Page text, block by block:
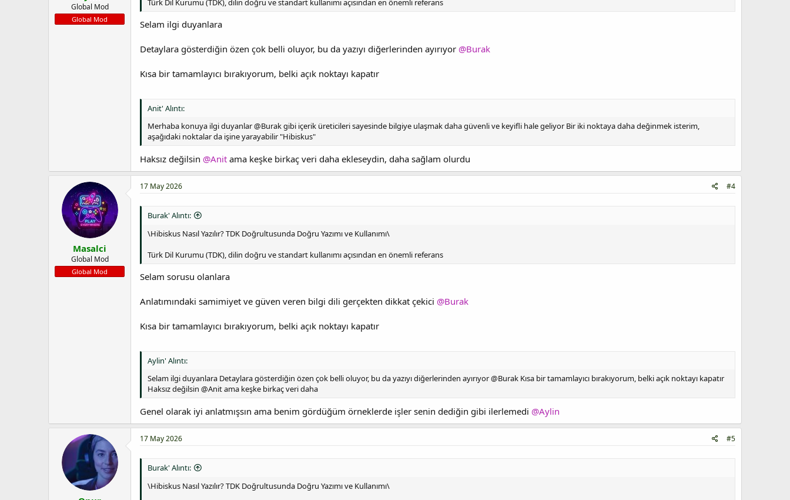
Global Mod
Global Mod
Türk Dil Kurumu (TDK), dilin doğru ve standart kullanımı açısından en önemli referans
Selam ilgi duyanlara
Detaylara gösterdiğin özen çok belli oluyor, bu da yazıyı diğerlerinden ayırıyor @Burak
Kısa bir tamamlayıcı bırakıyorum, belki açık noktayı kapatır
Anit' Alıntı:
Merhaba konuya ilgi duyanlar @Burak gibi içerik üreticileri sayesinde bilgiye ulaşmak daha güvenli ve keyifli hale geliyor Bir iki noktaya daha değinmek isterim,
aşağıdaki noktalar da işine yarayabilir "Hibiskus"
Haksız değilsin @Anit ama keşke birkaç veri daha ekleseydin, daha sağlam olurdu
Masalci
Global Mod
Global Mod
17 May 2026 #4
Burak' Alıntı:
\Hibiskus Nasıl Yazılır? TDK Doğrultusunda Doğru Yazımı ve Kullanımı\
Türk Dil Kurumu (TDK), dilin doğru ve standart kullanımı açısından en önemli referans
Selam sorusu olanlara
Anlatımındaki samimiyet ve güven veren bilgi dili gerçekten dikkat çekici @Burak
Kısa bir tamamlayıcı bırakıyorum, belki açık noktayı kapatır
Aylin' Alıntı:
Selam ilgi duyanlara Detaylara gösterdiğin özen çok belli oluyor, bu da yazıyı diğerlerinden ayırıyor @Burak Kısa bir tamamlayıcı bırakıyorum, belki açık noktayı kapatır
Haksız değilsin @Anit ama keşke birkaç veri daha
Genel olarak iyi anlatmışsın ama benim gördüğüm örneklerde işler senin dediğin gibi ilerlemedi @Aylin
17 May 2026 #5
Burak' Alıntı:
\Hibiskus Nasıl Yazılır? TDK Doğrultusunda Doğru Yazımı ve Kullanımı\